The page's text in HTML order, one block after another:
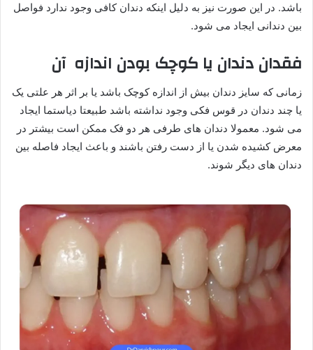
باشد. در این صورت نیز به دلیل اینکه دندان کافی وجود ندارد فواصل
بین دندانی ایجاد می شود.
فقدان دندان یا کوچک بودن اندازه آن
زمانی که سایز دندان بیش از اندازه کوچک باشد یا بر اثر هر علتی یک
یا چند دندان در قوس فکی وجود نداشته باشد طبیعتا دیاستما ایجاد
می شود. معمولا دندان های طرفی هر دو فک ممکن است بیشتر در
معرض کشیده شدن یا از دست رفتن باشند و باعث ایجاد فاصله بین
دندان های دیگر شوند.